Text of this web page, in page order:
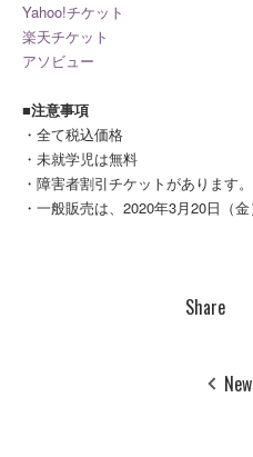
Yahoo!チケット
楽天チケット
アソビュー
■注意事項
・全て税込価格
・未就学児は無料
・障害者割引チケットがあります。
・一般販売は、2020年3月20日（
Share